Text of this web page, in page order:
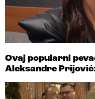
Ovaj popularni
Aleksandre